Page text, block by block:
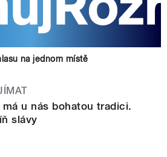
na jednom místě
má u nás bohatou tradici.
slávy